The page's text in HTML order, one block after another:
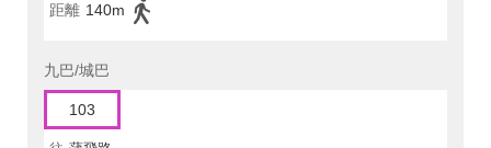
距離 140m
九巴/城巴
103